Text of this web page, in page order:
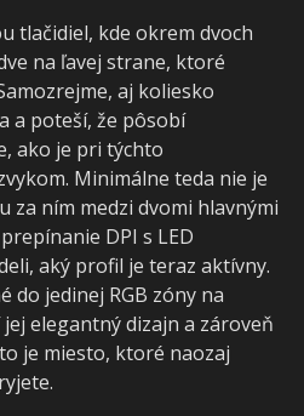
tlačidiel, kde okrem dvoch
na ľavej strane, ktoré
aj koliesko
a poteší, že pôsobí
ako je pri týchto
Minimálne teda nie je
za ním medzi dvomi hlavnými
DPI s LED
aký profil je teraz aktívny.
do jedinej RGB zóny na
elegantný dizajn a zároveň
je miesto, ktoré naozaj